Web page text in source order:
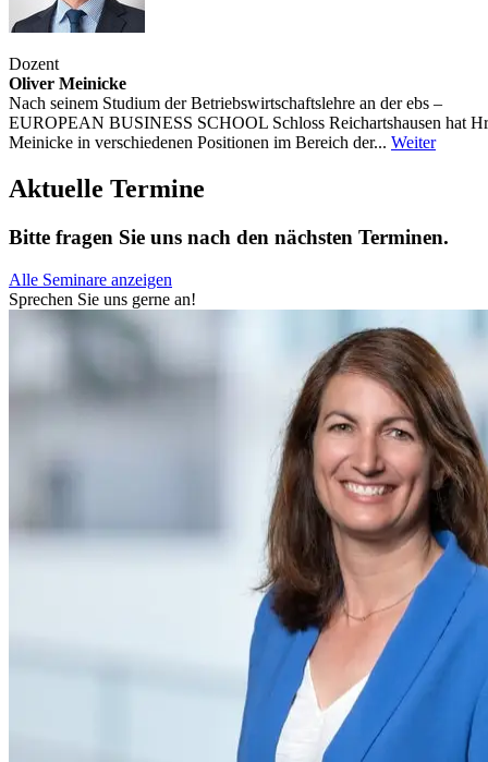
Dozent
Oliver Meinicke
Nach seinem Studium der Betriebswirtschaftslehre an der ebs –
EUROPEAN BUSINESS SCHOOL Schloss Reichartshausen hat
Meinicke in verschiedenen Positionen im Bereich der... Weiter
Aktuelle Termine
Bitte fragen Sie uns nach den nächsten Terminen.
Alle Seminare anzeigen
Sprechen Sie uns gerne an!